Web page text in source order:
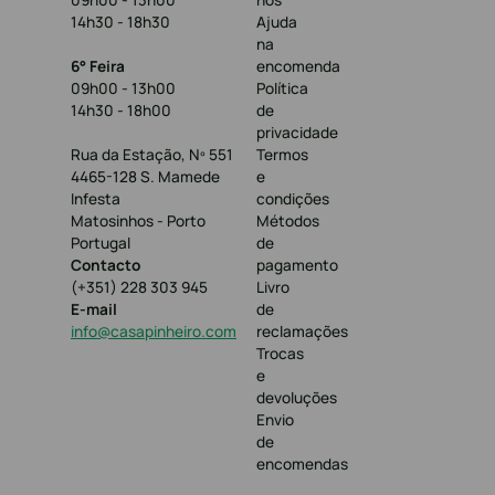
14h30 - 18h30
6° Feira
09h00 - 13h00
14h30 - 18h00
Rua da Estação, Nº 551
4465-128 S. Mamede
Infesta
Matosinhos - Porto
Portugal
Contacto
(+351) 228 303 945
E-mail
info@casapinheiro.com
Ajuda
na
encomenda
Política
de
privacidade
Termos
e
condições
Métodos
de
pagamento
Livro
de
reclamações
Trocas
e
devoluções
Envio
de
encomendas